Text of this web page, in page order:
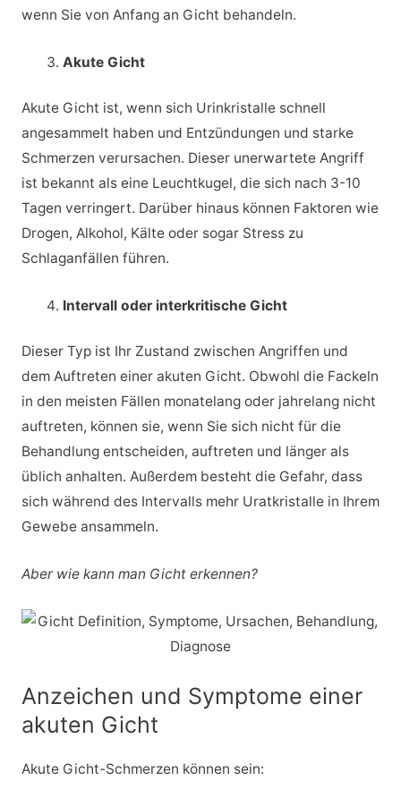
wenn Sie von Anfang an Gicht behandeln.
Akute Gicht
Akute Gicht ist, wenn sich Urinkristalle schnell
angesammelt haben und Entzündungen und starke
Schmerzen verursachen. Dieser unerwartete Angriff
ist bekannt als eine Leuchtkugel, die sich nach 3-10
Tagen verringert. Darüber hinaus können Faktoren wie
Drogen, Alkohol, Kälte oder sogar Stress zu
Schlaganfällen führen.
Intervall oder interkritische Gicht
Dieser Typ ist Ihr Zustand zwischen Angriffen und
dem Auftreten einer akuten Gicht. Obwohl die Fackeln
in den meisten Fällen monatelang oder jahrelang nicht
auftreten, können sie, wenn Sie sich nicht für die
Behandlung entscheiden, auftreten und länger als
üblich anhalten. Außerdem besteht die Gefahr, dass
sich während des Intervalls mehr Uratkristalle in Ihrem
Gewebe ansammeln.
Aber wie kann man Gicht erkennen?
Anzeichen und Symptome einer
akuten Gicht
Akute Gicht-Schmerzen können sein: